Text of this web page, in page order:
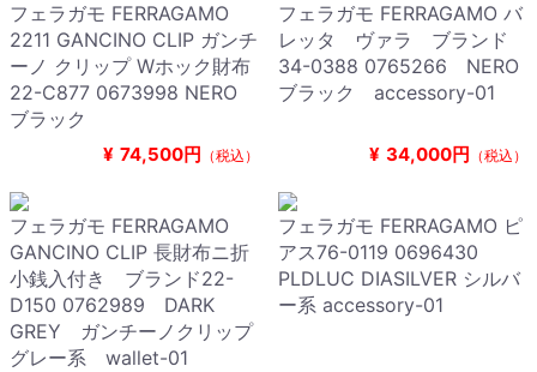
フェラガモ FERRAGAMO
2211 GANCINO CLIP ガンチ
ーノ クリップ Wホック財布
22-C877 0673998 NERO
ブラック
¥ 74,500円 （税込）
フェラガモ FERRAGAMO バ
レッタ ヴァラ ブランド
34-0388 0765266 NERO
ブラック accessory-01
¥ 34,000円 （税込）
フェラガモ FERRAGAMO
GANCINO CLIP 長財布ニ折
小銭入付き ブランド22-
D150 0762989 DARK
GREY ガンチーノクリップ
グレー系 wallet-01
フェラガモ FERRAGAMO ピ
アス76-0119 0696430
PLDLUC DIASILVER シルバ
ー系 accessory-01